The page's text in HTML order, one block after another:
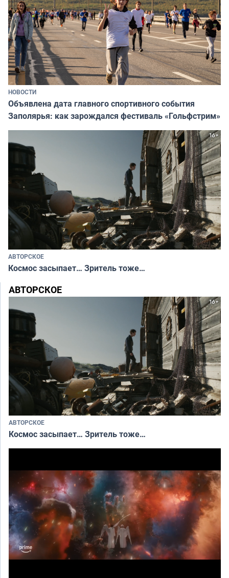
НОВОСТИ
Объявлена дата главного спортивного события
Заполярья: как зарождался фестиваль «Гольфстрим»
АВТОРСКОЕ
Космос засыпает… Зритель тоже…
АВТОРСКОЕ
АВТОРСКОЕ
Космос засыпает… Зритель тоже…